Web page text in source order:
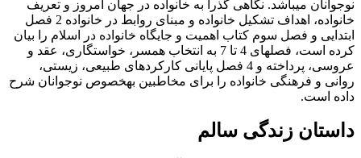
نوجوانان می‎باشد. نگاهی گذرا به خانواده در جهان امروز و تعریف
خانواده، اهداف تشکیل خانواده و مبنای روابط در خانواده 2 فصل
ابتدایی و فصل سوم کتاب اهمیت و جایگاه خانواده در اسلام را بیان
کرده است، فصل‎های 4 تا 7 به انتخاب همسر، خواستگاری، عقد و
عروسی، پرداخته و 4 فصل پایانی کارکردهای طبیعی، زیستی،
روانی و فرهنگی خانواده را برای مخاطبین به‎خصوص نوجوانان شرح
داده است.
داستان زندگی سالم